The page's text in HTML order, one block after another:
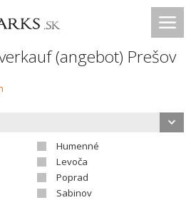
(angebot) Prešov
Humenné
Levoča
Poprad
Sabinov